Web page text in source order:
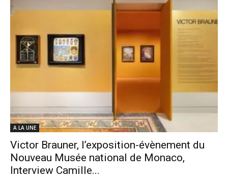
A LA UNE
Victor Brauner, l’exposition-évènement du
Nouveau Musée national de Monaco,
Interview Camille...